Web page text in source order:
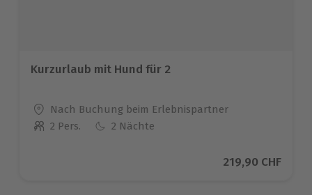
Kurzurlaub mit Hund für 2
Standort
Nach Buchung beim Erlebnispartner
Anzahl der Teilnehmer
2 Pers. 2 Nächte
Aktueller Preis
219,90 CHF